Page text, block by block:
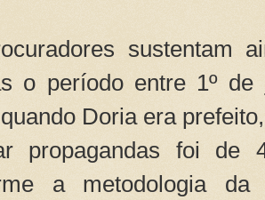
sustentam
o período entre 1º
Doria era
propagandas foi de
a metodologia